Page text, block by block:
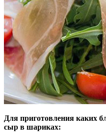
Для приготовления каких
сыр в шариках: